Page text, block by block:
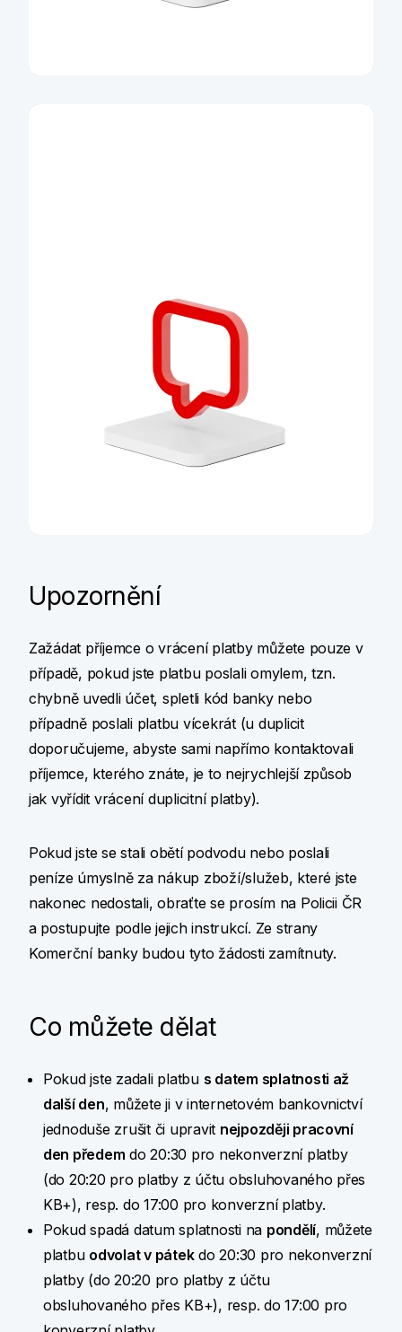
Upozornění
Zažádat příjemce o vrácení platby můžete pouze v
případě, pokud jste platbu poslali omylem, tzn.
chybně uvedli účet, spletli kód banky nebo
případně poslali platbu vícekrát (u duplicit
doporučujeme, abyste sami napřímo kontaktovali
příjemce, kterého znáte, je to nejrychlejší způsob
jak vyřídit vrácení duplicitní platby).
Pokud jste se stali obětí podvodu nebo poslali
peníze úmyslně za nákup zboží/služeb, které jste
nakonec nedostali, obraťte se prosím na Policii ČR
a postupujte podle jejich instrukcí. Ze strany
Komerční banky budou tyto žádosti zamítnuty.
Co můžete dělat
Pokud jste zadali platbu s datem splatnosti až
další den, můžete ji v internetovém bankovnictví
jednoduše zrušit či upravit nejpozději pracovní
den předem do 20:30 pro nekonverzní platby
(do 20:20 pro platby z účtu obsluhovaného přes
KB+), resp. do 17:00 pro konverzní platby.
Pokud spadá datum splatnosti na pondělí, můžete
platbu odvolat v pátekdo 20:30 pro nekonverzní
platby (do 20:20 pro platby z účtu
obsluhovaného přes KB+), resp. do 17:00 pro